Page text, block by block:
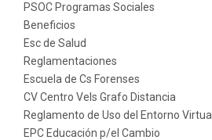
PSOC Programas Sociales
Beneficios
Esc de Salud
Reglamentaciones
Escuela de Cs Forenses
CV Centro Vels Grafo Distancia
Reglamento de Uso del Entorno Virtual
EPC Educación p/el Cambio